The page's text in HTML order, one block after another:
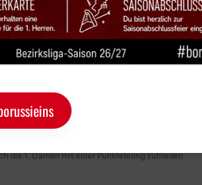
die 1. Damen mit einer Punkteteilng zufrieden